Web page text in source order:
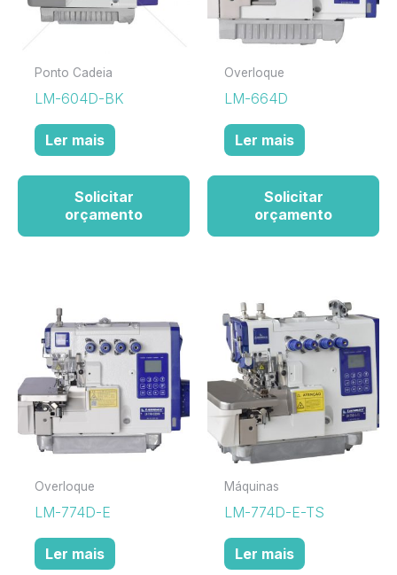
Ponto Cadeia
LM-604D-BK
Ler mais
Solicitar
orçamento
Overloque
LM-664D
Ler mais
Solicitar
orçamento
Overloque
LM-774D-E
Ler mais
Máquinas
LM-774D-E-TS
Ler mais